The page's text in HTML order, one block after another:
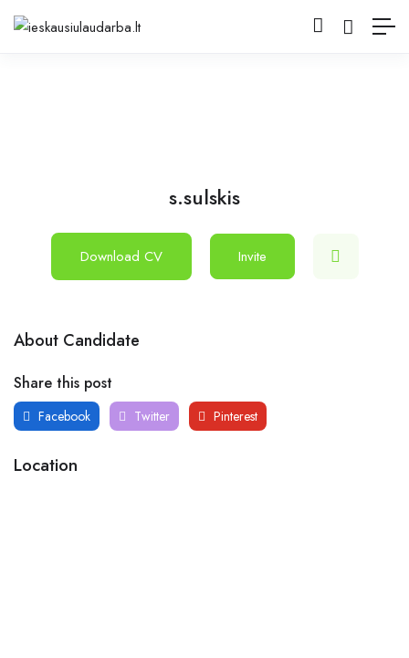
s.sulskis
Download CV Invite
About Candidate
Share this post
Facebook Twitter Pinterest
Location